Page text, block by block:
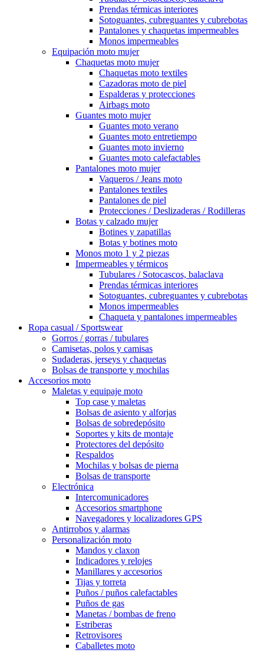
Prendas térmicas interiores
Sotoguantes, cubreguantes y cubrebotas
Pantalones y chaquetas impermeables
Monos impermeables
Equipación moto mujer
Chaquetas moto mujer
Chaquetas moto textiles
Cazadoras moto de piel
Espalderas y protecciones
Airbags moto
Guantes moto mujer
Guantes moto verano
Guantes moto entretiempo
Guantes moto invierno
Guantes moto calefactables
Pantalones moto mujer
Vaqueros / Jeans moto
Pantalones textiles
Pantalones de piel
Protecciones / Deslizaderas / Rodilleras
Botas y calzado mujer
Botines y zapatillas
Botas y botines moto
Monos moto 1 y 2 piezas
Impermeables y térmicos
Tubulares / Sotocascos, balaclava
Prendas térmicas interiores
Sotoguantes, cubreguantes y cubrebotas
Monos impermeables
Chaqueta y pantalones impermeables
Ropa casual / Sportswear
Gorros / gorras / tubulares
Camisetas, polos y camisas
Sudaderas, jerseys y chaquetas
Bolsas de transporte y mochilas
Accesorios moto
Maletas y equipaje moto
Top case y maletas
Bolsas de asiento y alforjas
Bolsas de sobredepósito
Soportes y kits de montaje
Protectores del depósito
Respaldos
Mochilas y bolsas de pierna
Bolsas de transporte
Electrónica
Intercomunicadores
Accesorios smartphone
Navegadores y localizadores GPS
Antirrobos y alarmas
Personalización moto
Mandos y claxon
Indicadores y relojes
Manillares y accesorios
Tijas y torreta
Puños / puños calefactables
Puños de gas
Manetas / bombas de freno
Estriberas
Retrovisores
Caballetes moto